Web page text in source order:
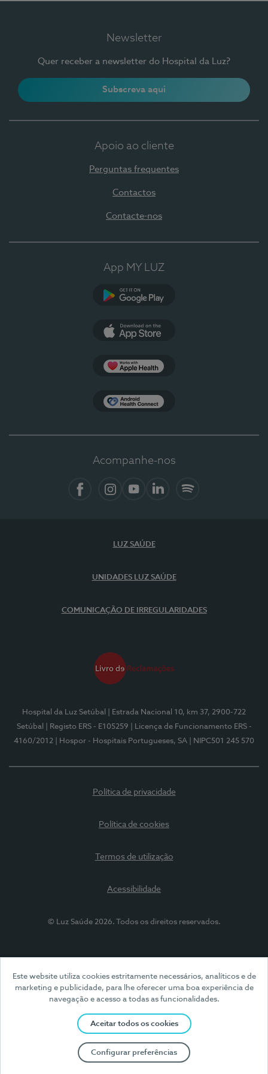
Este website utiliza cookies estritamente necessários, analíticos e de
marketing e publicidade, para lhe oferecer uma boa experiência de
navegação e acesso a todas as funcionalidades.
Aceitar todos os cookies
Configurar preferências
Newsletter
Quer receber a newsletter do Hospital da Luz?
Subscreva aqui
Apoio ao cliente
Perguntas frequentes
Contactos
Contacte-nos
App MY LUZ
Acompanhe-nos
LUZ SAÚDE
UNIDADES LUZ SAÚDE
COMUNICAÇÃO DE IRREGULARIDADES
Hospital da Luz Setúbal
| Estrada Nacional 10, km 37, 2900-722
Setúbal
| Registo ERS - E105259
| Licença de Funcionamento ERS -
4160/2012
| Hospor - Hospitais Portugueses, SA | NIPC501 245 570
Política de privacidade
Política de cookies
Termos de utilização
Acessibilidade
© Luz Saúde 2026. Todos os direitos reservados.